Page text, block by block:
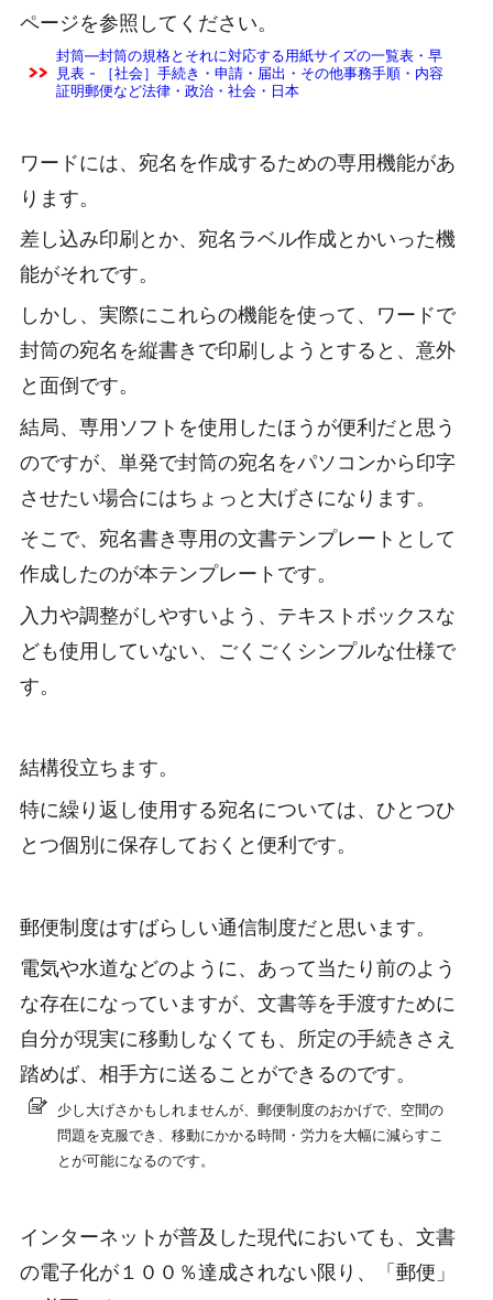
ページを参照してください。
封筒―封筒の規格とそれに対応する用紙サイズの一覧表・早
見表 - ［社会］手続き・申請・届出・その他事務手順・内容
証明郵便など法律・政治・社会・日本
ワードには、宛名を作成するための専用機能があ
ります。
差し込み印刷とか、宛名ラベル作成とかいった機
能がそれです。
しかし、実際にこれらの機能を使って、ワードで
封筒の宛名を縦書きで印刷しようとすると、意外
と面倒です。
結局、専用ソフトを使用したほうが便利だと思う
のですが、単発で封筒の宛名をパソコンから印字
させたい場合にはちょっと大げさになります。
そこで、宛名書き専用の文書テンプレートとして
作成したのが本テンプレートです。
入力や調整がしやすいよう、テキストボックスな
ども使用していない、ごくごくシンプルな仕様で
す。
結構役立ちます。
特に繰り返し使用する宛名については、ひとつひ
とつ個別に保存しておくと便利です。
郵便制度はすばらしい通信制度だと思います。
電気や水道などのように、あって当たり前のよう
な存在になっていますが、文書等を手渡すために
自分が現実に移動しなくても、所定の手続きさえ
踏めば、相手方に送ることができるのです。
少し大げさかもしれませんが、郵便制度のおかげで、空間の
問題を克服でき、移動にかかる時間・労力を大幅に減らすこ
とが可能になるのです。
インターネットが普及した現代においても、文書
の電子化が１００％達成されない限り、「郵便」